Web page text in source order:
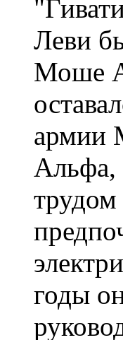
Леви
Моше
армии
Альфа,
трудом
годы